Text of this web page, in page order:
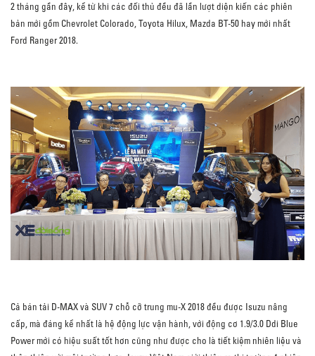
2 tháng gần đây, kể từ khi các đối thủ đều đã lần lượt diện kiến các phiên
bản mới gồm Chevrolet Colorado, Toyota Hilux, Mazda BT-50 hay mới nhất
Ford Ranger 2018.
Cả bán tải D-MAX và SUV 7 chỗ cỡ trung mu-X 2018 đều được Isuzu nâng
cấp, mà đáng kể nhất là hệ động lực vận hành, với động cơ 1.9/3.0 Ddi Blue
Power mới có hiệu suất tốt hơn cũng như được cho là tiết kiệm nhiên liệu và